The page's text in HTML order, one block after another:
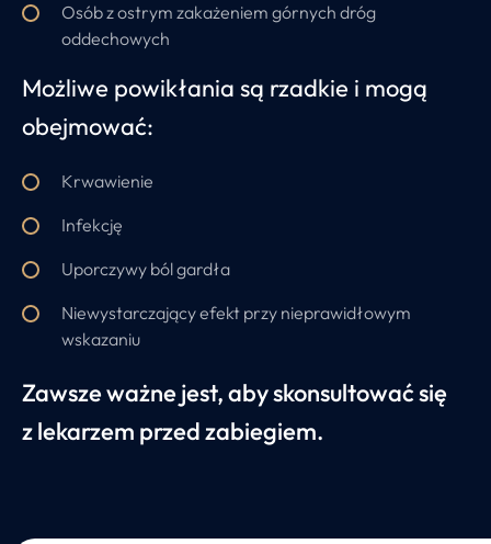
Osób z ostrym zakażeniem górnych dróg
oddechowych
Możliwe powikłania są rzadkie i mogą
obejmować:
Krwawienie
Infekcję
Uporczywy ból gardła
Niewystarczający efekt przy nieprawidłowym
wskazaniu
Zawsze ważne jest, aby skonsultować się
z lekarzem przed zabiegiem.